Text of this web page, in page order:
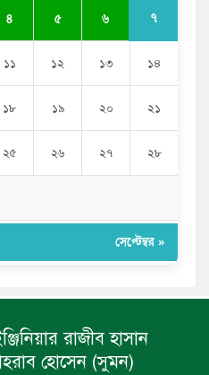
৪ ৫ ৬ ৭
১১ ১২ ১৩ ১৪
১৮ ১৯ ২০ ২১
২৫ ২৬ ২৭ ২৮
সেপ্টেম্বর »
রাজীব হাসান
হোসেন (সুমন)